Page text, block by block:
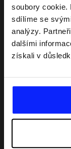
soubory cookie.
sdílíme se
analýzy.
dalšími
získali v